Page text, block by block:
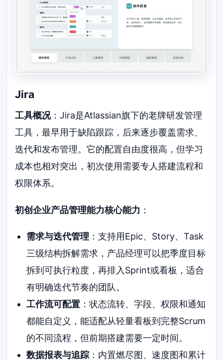
Jira
工具概况：Jira是Atlassian旗下的老牌研发管理
工具，最早用于缺陷跟踪，后来逐步覆盖需求、
迭代和发布管理。它的配置自由度很高，但学习
成本也相对突出，初次使用需要专人搭建流程和
权限体系。
初创企业产品管理能力核心能力 ：
需求与迭代管理 ：支持用Epic、Story、Task
三级结构拆解需求，产品经理可以把季度目标
拆到可执行粒度，再排入Sprint或看板，适合
有明确迭代节奏的团队。
工作流可配置：状态流转、字段、权限和通知
都能自定义，能适配从轻量看板到完整Scrum
的不同流程，但前期搭建需要一定时间。
数据报表与追踪：内置燃尽图、速度图和累计